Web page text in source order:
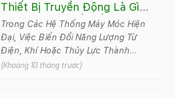
Thiết Bị Truyền Động Là Gì?
Những Loại Phổ Biến Được
Tin Dùng
Trong Các Hệ Thống Máy Móc Hiện
Đại, Việc Biến Đổi Năng Lượng Từ
Điện, Khí Hoặc Thủy Lực Thành
Chuyển Động Cơ Học Là Điều Thiết
(Khoảng 10 tháng trước)